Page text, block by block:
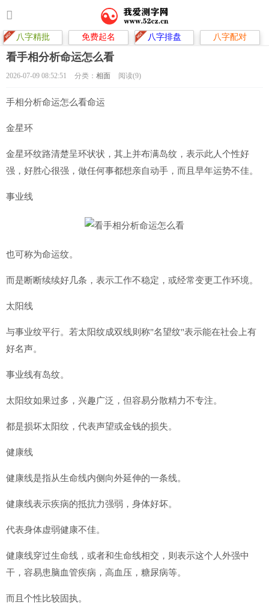
八字精批 免费起名 八字排盘 八字配对
看手相分析命运怎么看
2026-07-09 08:52:51 分类： 相面 阅读(9)
手相分析命运怎么看命运
金星环
金星环纹路清楚呈环状状，其上并布满岛纹，表示此人个性好
强，好胜心很强，做任何事都想亲自动手，而且早年运势不佳。
事业线
也可称为命运纹。
而是断断续续好几条，表示工作不稳定，或经常变更工作环境。
太阳线
与事业纹平行。若太阳纹成双线则称"名望纹"表示能在社会上有
好名声。
事业线有岛纹。
太阳纹如果过多，兴趣广泛，但容易分散精力不专注。
都是损坏太阳纹，代表声望或金钱的损失。
健康线
健康线是指从生命线内侧向外延伸的一条线。
健康线表示疾病的抵抗力强弱，身体好坏。
代表身体虚弱健康不佳。
健康线穿过生命线，或者和生命线相交，则表示这个人外强中
干，容易患脑血管疾病，高血压，糖尿病等。
而且个性比较固执。